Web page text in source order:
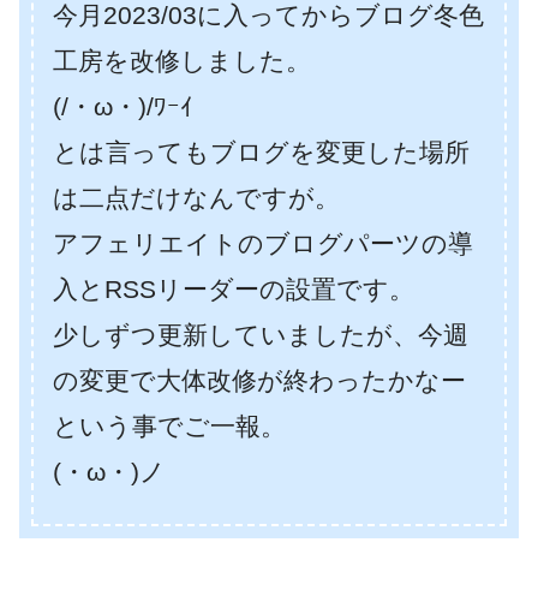
今月2023/03に入ってからブログ冬色
工房を改修しました。
(/・ω・)/ﾜｰｲ
とは言ってもブログを変更した場所
は二点だけなんですが。
アフェリエイトのブログパーツの導
入とRSSリーダーの設置です。
少しずつ更新していましたが、今週
の変更で大体改修が終わったかなー
という事でご一報。
(・ω・)ノ